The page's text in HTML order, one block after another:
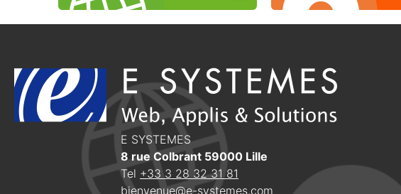
E SYSTEMES
8 rue Colbrant 59000 Lille
Tel +33 3 28 32 31 81
bienvenue@e-systemes.com